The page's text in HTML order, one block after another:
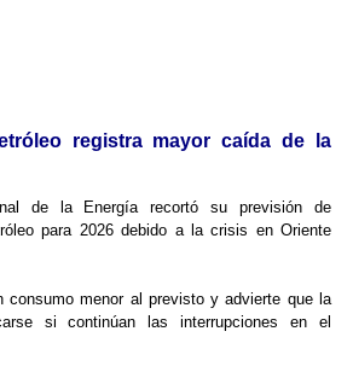
registra mayor caída de la
de la Energía recortó su previsión de
para 2026 debido a la crisis en Oriente
consumo menor al previsto y advierte que la
si continúan las interrupciones en el